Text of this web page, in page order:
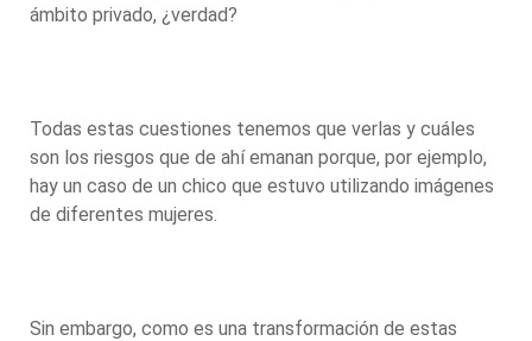
ámbito privado, ¿verdad?
Todas estas cuestiones tenemos que verlas y cuáles
son los riesgos que de ahí emanan porque, por ejemplo,
hay un caso de un chico que estuvo utilizando imágenes
de diferentes mujeres.
Sin embargo, como es una transformación de estas